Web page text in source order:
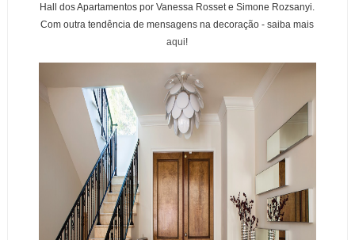
Hall dos Apartamentos por Vanessa Rosset e Simone Rozsanyi.
Com outra tendência de mensagens na decoração - saiba mais
aqui!